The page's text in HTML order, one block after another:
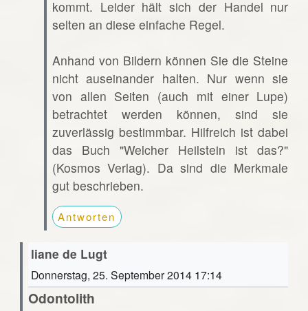
kommt. Leider hält sich der Handel nur
selten an diese einfache Regel.
Anhand von Bildern können Sie die Steine
nicht auseinander halten. Nur wenn sie
von allen Seiten (auch mit einer Lupe)
betrachtet werden können, sind sie
zuverlässig bestimmbar. Hilfreich ist dabei
das Buch "Welcher Heilstein ist das?"
(Kosmos Verlag). Da sind die Merkmale
gut beschrieben.
Antworten
liane de Lugt
Donnerstag, 25. September 2014 17:14
Odontolith